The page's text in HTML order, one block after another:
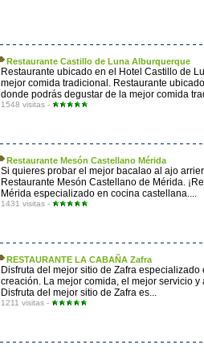
Restaurante Castillo de Luna Alburquerque
Restaurante ubicado en el Hotel Castillo de
mejor comida tradicional. Restaurante
donde podrás degustar de la mejor comida
1548 visitas -
Restaurante Mesón Castellano Mérida
Si quieres probar el mejor bacalao al ajo
Restaurante Mesón Castellano de Mérida.
Mérida especializado en cocina castellana....
1431 visitas -
RESTAURANTE LA CABAÑA Zafra
Disfruta del mejor sitio de Zafra
creación. La mejor comida, el mejor servicio y
Disfruta del mejor sitio de Zafra es...
1211 visitas -